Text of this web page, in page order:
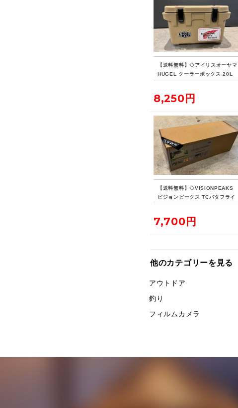
【送料無料】◇アイリスオーヤマ
HUGEL クーラーボックス 20L
8,250円
【送料無料】◇VISIONPEAKS
ビジョンピークス TCバタフライ
シェルターSOLO
7,700円
他のカテゴリーを見る
アウトドア
釣り
フィルムカメラ